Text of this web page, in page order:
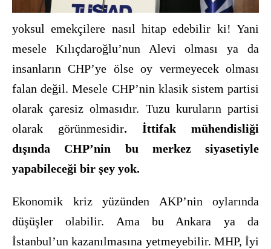
yoksul emekçilere nasıl hitap edebilir ki! Yani
mesele Kılıçdaroğlu’nun Alevi olması ya da
insanların CHP’ye ölse oy vermeyecek olması
falan değil. Mesele CHP’nin klasik sistem partisi
olarak çaresiz olmasıdır. Tuzu kuruların partisi
olarak görünmesidir. İttifak mühendisliği
dışında CHP’nin bu merkez siyasetiyle
yapabileceği bir şey yok.
Ekonomik kriz yüzünden AKP’nin oylarında
düşüşler olabilir. Ama bu Ankara ya da
İstanbul’un kazanılmasına yetmeyebilir. MHP, İyi